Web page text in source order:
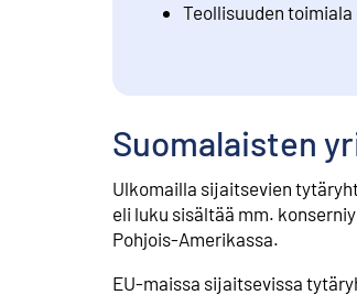
Teollisuuden
Suomalaisten
Ulkomailla sijaitsevien
eli luku sisältää mm.
Pohjois-Amerikassa.
EU-maissa sijaitsevissa